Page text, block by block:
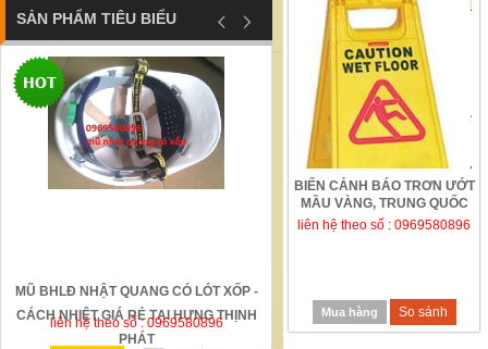
BIỂN CẢNH BÁO TRƠN ƯỚT
MẦU VÀNG, TRUNG QUỐC
liên hệ theo số : 0969580896
Mua hàng So sánh
SẢN PHẨM TIÊU BIỂU
MŨ BHLĐ NHẬT QUANG CÓ LÓT XỐP -
CÁCH NHIỆT GIÁ RẺ TẠI HƯNG THỊNH
PHÁT
liên hệ theo số : 0969580896 liên hệ theo số : 0969580896